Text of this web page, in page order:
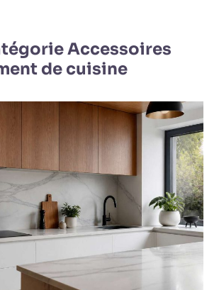
Accessoires
de cuisine